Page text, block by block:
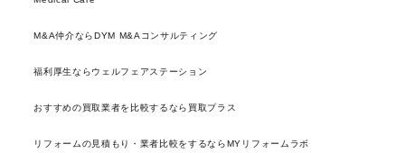
M&A仲介ならDYM M&Aコンサルティング
福利厚生ならウェルフェアステーション
おすすめの買取業者を比較するなら買取プラス
リフォームの見積もり・業者比較をするならMYリフォームラボ